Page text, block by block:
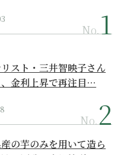
No.
スト・三井智映子さん
、金利上昇で再注目…
No.
の芋のみを用いて造ら